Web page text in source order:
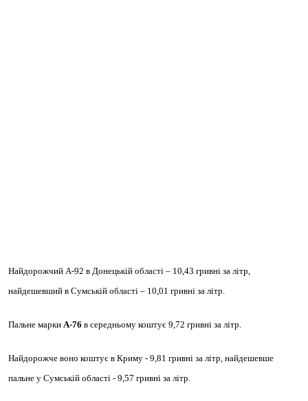
Найдорожчий А-92 в Донецькій області – 10,43 гривні за літр,
найдешевший в Сумській області – 10,01 гривні за літр.
Пальне марки А-76 в середньому коштує 9,72 гривні за літр.
Найдорожче воно коштує в Криму - 9,81 гривні за літр, найдешевше
пальне у Сумській області - 9,57 гривні за літр.